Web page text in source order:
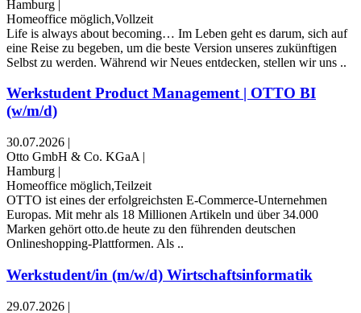
Hamburg |
Homeoffice möglich,Vollzeit
Life is always about becoming… Im Leben geht es darum, sich auf
eine Reise zu begeben, um die beste Version unseres zukünftigen
Selbst zu werden. Während wir Neues entdecken, stellen wir uns ..
Werkstudent Product Management | OTTO BI
(w/m/d)
30.07.2026 |
Otto GmbH & Co. KGaA |
Hamburg |
Homeoffice möglich,Teilzeit
OTTO ist eines der erfolgreichsten E-Commerce-Unternehmen
Europas. Mit mehr als 18 Millionen Artikeln und über 34.000
Marken gehört otto.de heute zu den führenden deutschen
Onlineshopping-Plattformen. Als ..
Werkstudent/in (m/w/d) Wirtschaftsinformatik
29.07.2026 |